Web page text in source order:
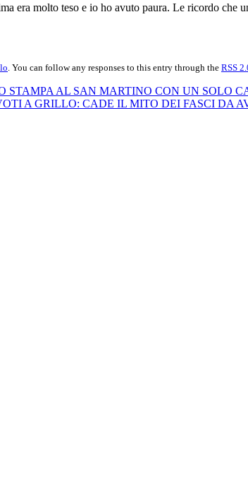
era molto teso e io ho avuto paura. Le ricordo
. You can follow any responses to this entry through the RSS
STAMPA AL SAN MARTINO CON UN SOLO
A GRILLO: CADE IL MITO DEI FASCI DA